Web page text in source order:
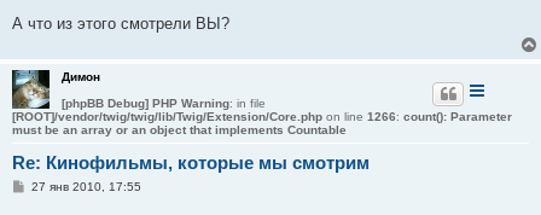
А что из этого смотрели ВЫ?
Димон
[phpBB Debug] PHP Warning: in file
[ROOT]/vendor/twig/twig/lib/Twig/Extension/Core.php on line 1266: count(): Parameter
must be an array or an object that implements Countable
Re: Кинофильмы, которые мы смотрим
С27 янв 2010, 17:55